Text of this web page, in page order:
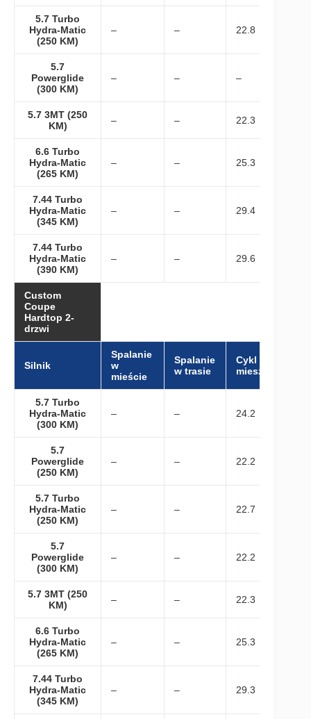
5.7 Turbo
Hydra-Matic
(250 KM)
– – 22.8
5.7
Powerglide
(300 KM)
– – –
5.7 3MT (250
KM)
– – 22.3
6.6 Turbo
Hydra-Matic
(265 KM)
– – 25.3
7.44 Turbo
Hydra-Matic
(345 KM)
– – 29.4
7.44 Turbo
Hydra-Matic
(390 KM)
– – 29.6
Custom
Coupe
Hardtop 2-
drzwi
Silnik
Spalanie
w
mieście
Spalanie
w trasie
Cykl
mieszany
5.7 Turbo
Hydra-Matic
(300 KM)
– – 24.2
5.7
Powerglide
(250 KM)
– – 22.2
5.7 Turbo
Hydra-Matic
(250 KM)
– – 22.7
5.7
Powerglide
(300 KM)
– – 22.2
5.7 3MT (250
KM)
– – 22.3
6.6 Turbo
Hydra-Matic
(265 KM)
– – 25.3
7.44 Turbo
Hydra-Matic
(345 KM)
– – 29.3